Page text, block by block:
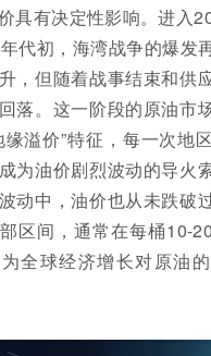
具有决定性影响。进入
代初，海湾战争的爆发
，但随着战事结束和供
落。这一阶段的原油市
缘溢价”特征，每一次地
为油价剧烈波动的导火
动中，油价也从未跌破
区间，通常在每桶10-
全球经济增长对原油